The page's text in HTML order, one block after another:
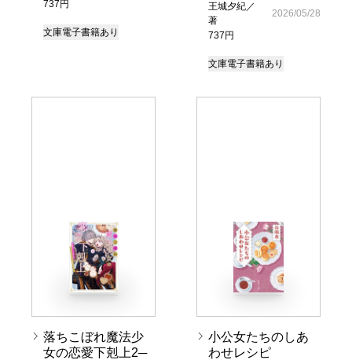
737円
文庫電子書籍あり
王城夕紀／
著
737円
2026/05/28
文庫電子書籍あり
落ちこぼれ魔法少
女の恋愛下剋上2─
小公女たちのしあ
わせレシピ